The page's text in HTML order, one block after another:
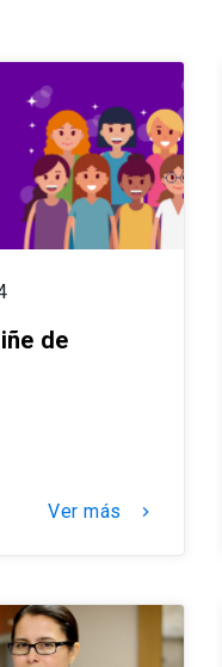
de
Ver más keyboard_arrow_right